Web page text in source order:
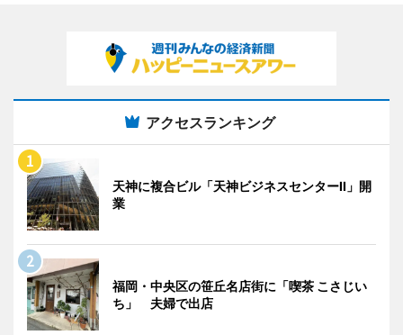
アクセスランキング
天神に複合ビル「天神ビジネスセンターII」開
業
福岡・中央区の笹丘名店街に「喫茶 こさじい
ち」 夫婦で出店